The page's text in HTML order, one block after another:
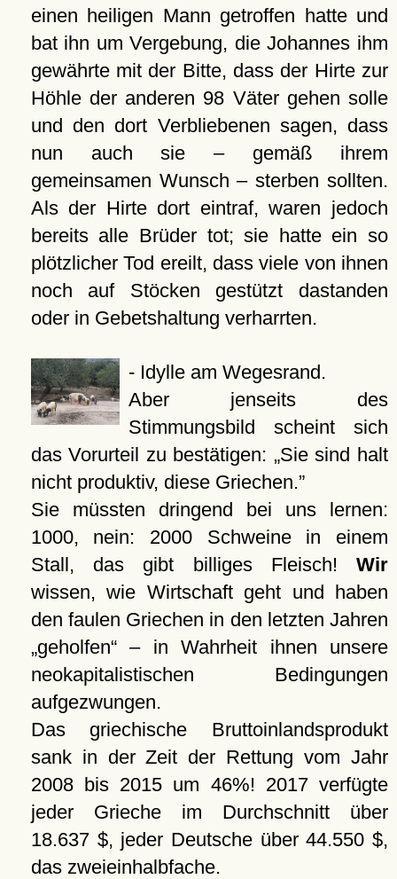
einen heiligen Mann getroffen hatte und
bat ihn um Vergebung, die Johannes ihm
gewährte mit der Bitte, dass der Hirte zur
Höhle der anderen 98 Väter gehen solle
und den dort Verbliebenen sagen, dass
nun auch sie – gemäß ihrem
gemeinsamen Wunsch – sterben sollten.
Als der Hirte dort eintraf, waren jedoch
bereits alle Brüder tot; sie hatte ein so
plötzlicher Tod ereilt, dass viele von ihnen
noch auf Stöcken gestützt dastanden
oder in Gebetshaltung verharrten.
- Idylle am Wegesrand.
Aber jenseits des
Stimmungsbild scheint sich
das Vorurteil zu bestätigen:
Sie sind halt
nicht produktiv, diese Griechen.
Sie müssten dringend bei uns lernen:
1000, nein: 2000 Schweine in einem
Stall, das gibt billiges Fleisch! Wir
wissen, wie Wirtschaft geht und haben
den faulen Griechen in den letzten Jahren
„geholfen“ – in Wahrheit ihnen unsere
neokapitalistischen Bedingungen
aufgezwungen.
Das griechische Bruttoinlandsprodukt
sank in der Zeit der Rettung vom Jahr
2008 bis 2015 um 46%! 2017 verfügte
jeder Grieche im Durchschnitt über
18.637 $, jeder Deutsche über 44.550 $,
das zweieinhalbfache.